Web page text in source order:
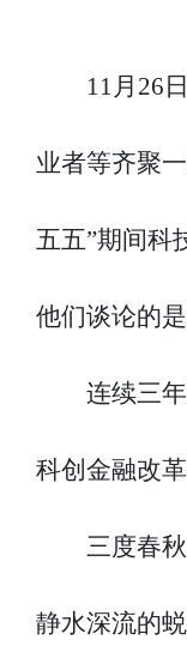
11月26
业者等齐聚
五五”期间科
他们谈论的
连续三
科创金融改
三度春
静水深流的蜕